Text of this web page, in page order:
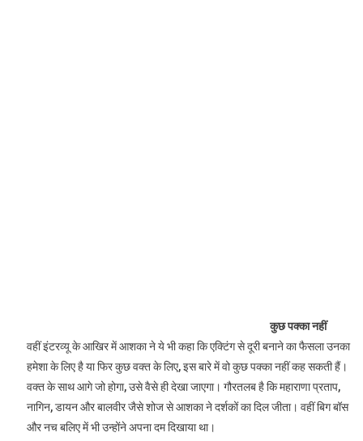
कुछ पक्का नहीं
वहीं इंटरव्यू के आखिर में आशका ने ये भी कहा कि एक्टिंग से दूरी बनाने का फैसला उनका
हमेशा के लिए है या फिर कुछ वक्त के लिए, इस बारे में वो कुछ पक्का नहीं कह सकती हैं।
वक्त के साथ आगे जो होगा, उसे वैसे ही देखा जाएगा। गौरतलब है कि महाराणा प्रताप,
नागिन, डायन और बालवीर जैसे शोज से आशका ने दर्शकों का दिल जीता। वहीं बिग बॉस
और नच बलिए में भी उन्होंने अपना दम दिखाया था।